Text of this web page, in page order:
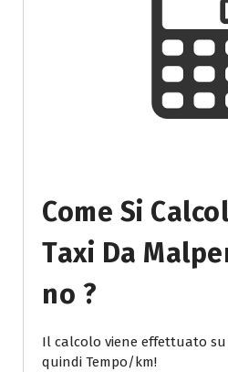
Come Si
Taxi Da
No ?
Il calcolo viene effettuato
quindi Tempo/km!